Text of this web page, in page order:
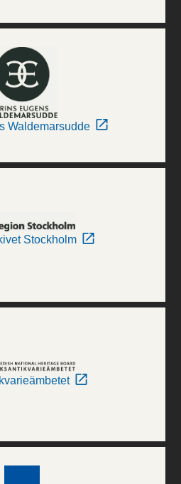
Waldemarsudde
Stockholm